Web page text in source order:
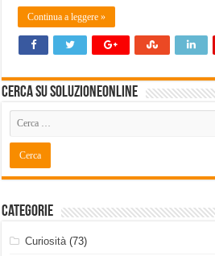
Continua a leggere »
Cerca su SoluzioneOnline
Categorie
Curiosità (73)